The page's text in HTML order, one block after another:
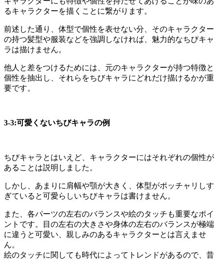
るキャラクターを描くことに繋がります。
前述した通り、体型で個性を表せない分、そのキャラクター
の持つ髪型や服装などを強調しなければ、魅力的なちびキャ
ラは描けません。
他人と差をつけるためには、元のキャラクターが持つ特徴と
個性を抽出し、それらをちびキャラにどれだけ描けるかが重
要です。
3-3:可愛くないちびキャラの例
ちびキャラとはいえど、キャラクターにはそれぞれの個性が
あることは説明しました。
しかし、あまりに肩幅や顎が大きく、体型がポッチャリしす
ぎていると可愛らしいちびキャラは書けません。
また、各パーツの左右のバランスや絵のタッチも重要なポイ
ントです。目の左右の大きさや身体の左右のバランスが極端
に違うと可愛い、親しみのあるキャラクターとは言えませ
ん。
絵のタッチに関しても時代によってトレンドがあるので、昔